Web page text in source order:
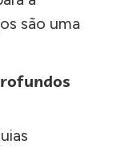
são uma